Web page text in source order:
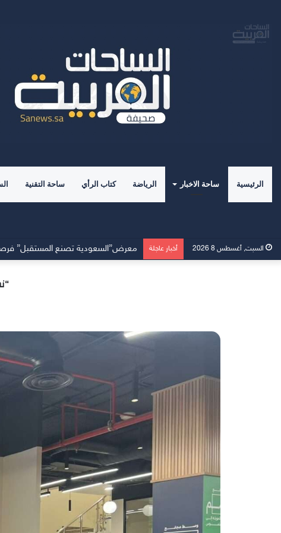
الرئيسية ساحة الاخبار الرياضة كتاب الرأي ساحة التقنية
السبت, أغسطس 8 2026 أخبار عاجلة ”اتفاقية مكة” تحالف دفاعي جديد يرسم